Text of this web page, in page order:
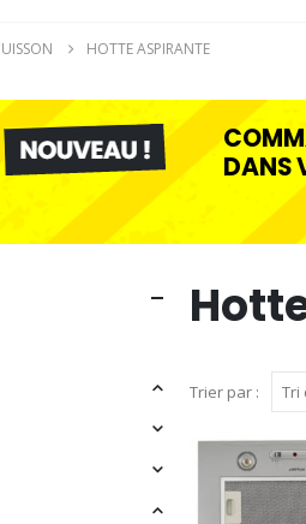
HOTTE ASPIRANTE
DANS
Trier par :